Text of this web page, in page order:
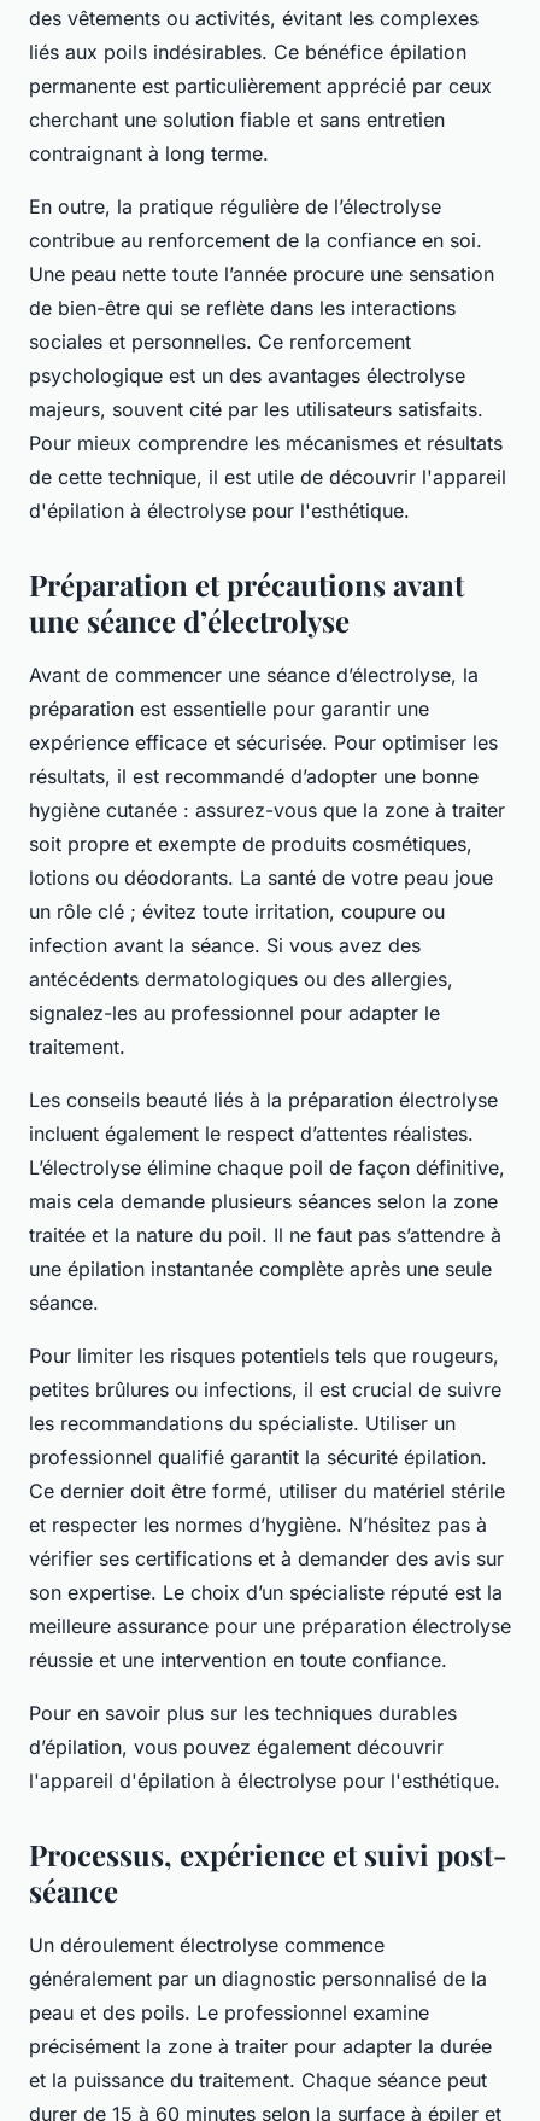
des vêtements ou activités, évitant les complexes
liés aux poils indésirables. Ce bénéfice épilation
permanente est particulièrement apprécié par ceux
cherchant une solution fiable et sans entretien
contraignant à long terme.
En outre, la pratique régulière de l’électrolyse
contribue au renforcement de la confiance en soi.
Une peau nette toute l’année procure une sensation
de bien-être qui se reflète dans les interactions
sociales et personnelles. Ce renforcement
psychologique est un des avantages électrolyse
majeurs, souvent cité par les utilisateurs satisfaits.
Pour mieux comprendre les mécanismes et résultats
de cette technique, il est utile de découvrir l'appareil
d'épilation à électrolyse pour l'esthétique.
Préparation et précautions avant
une séance d’électrolyse
Avant de commencer une séance d’électrolyse, la
préparation est essentielle pour garantir une
expérience efficace et sécurisée. Pour optimiser les
résultats, il est recommandé d’adopter une bonne
hygiène cutanée : assurez-vous que la zone à traiter
soit propre et exempte de produits cosmétiques,
lotions ou déodorants. La santé de votre peau joue
un rôle clé ; évitez toute irritation, coupure ou
infection avant la séance. Si vous avez des
antécédents dermatologiques ou des allergies,
signalez-les au professionnel pour adapter le
traitement.
Les conseils beauté liés à la préparation électrolyse
incluent également le respect d’attentes réalistes.
L’électrolyse élimine chaque poil de façon définitive,
mais cela demande plusieurs séances selon la zone
traitée et la nature du poil. Il ne faut pas s’attendre à
une épilation instantanée complète après une seule
séance.
Pour limiter les risques potentiels tels que rougeurs,
petites brûlures ou infections, il est crucial de suivre
les recommandations du spécialiste. Utiliser un
professionnel qualifié garantit la sécurité épilation.
Ce dernier doit être formé, utiliser du matériel stérile
et respecter les normes d’hygiène. N’hésitez pas à
vérifier ses certifications et à demander des avis sur
son expertise. Le choix d’un spécialiste réputé est la
meilleure assurance pour une préparation électrolyse
réussie et une intervention en toute confiance.
Pour en savoir plus sur les techniques durables
d’épilation, vous pouvez également découvrir
l'appareil d'épilation à électrolyse pour l'esthétique.
Processus, expérience et suivi post-
séance
Un déroulement électrolyse commence
généralement par un diagnostic personnalisé de la
peau et des poils. Le professionnel examine
précisément la zone à traiter pour adapter la durée
et la puissance du traitement. Chaque séance peut
durer de 15 à 60 minutes selon la surface à épiler et